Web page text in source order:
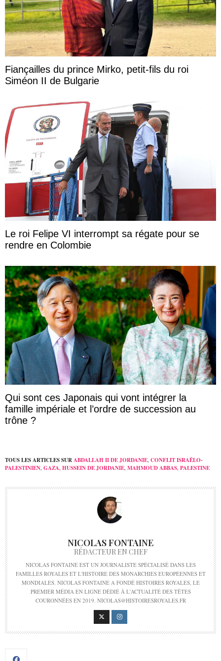
Fiançailles du prince Mirko, petit-fils du roi
Siméon II de Bulgarie
Le roi Felipe VI interrompt sa régate pour se
rendre en Colombie
Qui sont ces Japonais qui vont intégrer la
famille impériale et l’ordre de succession au
trône ?
TOUS LES ARTICLES SURABDALLAH II DE JORDANIE, CONFLIT ISRAÉLO-
PALESTINIEN, GAZA, HUSSEIN DE JORDANIE, MAHMOUD ABBAS, PALESTINE
NICOLAS FONTAINE
RÉDACTEUR EN CHEF
NICOLAS FONTAINE EST UN JOURNALISTE SPÉCIALISÉ DANS LES
FAMILLES ROYALES ET L'HISTOIRE DES MONARCHIES EUROPÉENNES ET
MONDIALES. NICOLAS FONTAINE A FONDÉ HISTOIRES ROYALES, LE
PREMIER MÉDIA EN LIGNE DÉDIÉ À L'ACTUALITÉ DES TÊTES
COURONNÉES EN 2019. NICOLAS@HISTOIRESROYALES.FR